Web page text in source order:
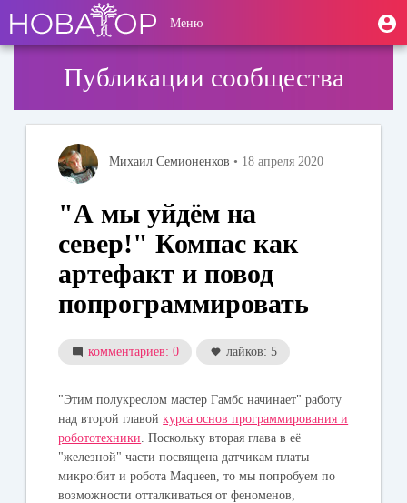
основному
содержанию
User
account
Меню
Публикации сообщества
Михаил Семионенков • 18 апреля 2020
"А мы уйдём на
север!" Компас как
артефакт и повод
попрограммировать
комментариев: 0 лайков: 5
"Этим полукреслом мастер Гамбс начинает" работу
над второй главойкурса основ программирования и
робототехники . Поскольку вторая глава в её
"железной" части посвящена датчикам платы
микро:бит и робота Maqueen, то мы попробуем по
возможности отталкиваться от феноменов,